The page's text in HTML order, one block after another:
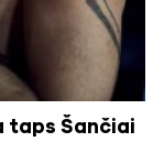
taps Šančiai